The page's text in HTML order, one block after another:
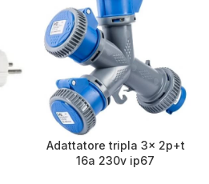
Adattatore tripla 3x 2p+t
16a 230v ip67